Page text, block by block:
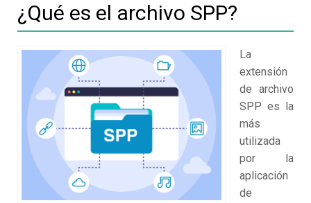
¿Qué es el archivo SPP?
La
extensión
de archivo
SPP es la
más
utilizada
por la
aplicación
de